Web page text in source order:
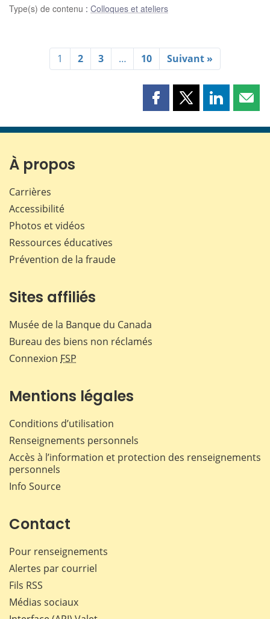
Type(s) de contenu : Colloques et ateliers
1 2 3 … 10 Suivant »
Partager
page
Partager
page
Partager
page page
À propos
Carrières
Accessibilité
Photos et vidéos
Ressources éducatives
Prévention de la fraude
Sites affiliés
Musée de la Banque du Canada
Bureau des biens non réclamés
Connexion FSP
Mentions légales
Conditions d’utilisation
Renseignements personnels
Accès à l’information et protection des renseignements
personnels
Info Source
Contact
Pour renseignements
Alertes par courriel
Fils RSS
Médias sociaux